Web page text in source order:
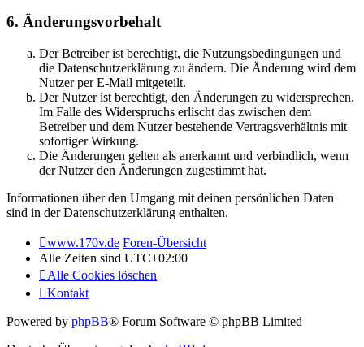
6. Änderungsvorbehalt
Der Betreiber ist berechtigt, die Nutzungsbedingungen und
die Datenschutzerklärung zu ändern. Die Änderung wird dem
Nutzer per E-Mail mitgeteilt.
Der Nutzer ist berechtigt, den Änderungen zu widersprechen.
Im Falle des Widerspruchs erlischt das zwischen dem
Betreiber und dem Nutzer bestehende Vertragsverhältnis mit
sofortiger Wirkung.
Die Änderungen gelten als anerkannt und verbindlich, wenn
der Nutzer den Änderungen zugestimmt hat.
Informationen über den Umgang mit deinen persönlichen Daten
sind in der Datenschutzerklärung enthalten.
www.170v.de Foren-Übersicht
Alle Zeiten sind UTC+02:00
Alle Cookies löschen
Kontakt
Powered by phpBB® Forum Software © phpBB Limited